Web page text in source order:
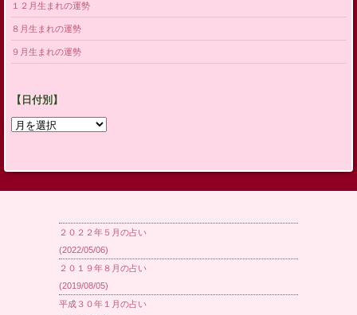
１２月生まれの運勢
８月生まれの運勢
９月生まれの運勢
【日付別】
【日
２０２２年５月の占い
(2022/05/06)
２０１９年８月の占い
(2019/08/05)
平成３０年１月の占い